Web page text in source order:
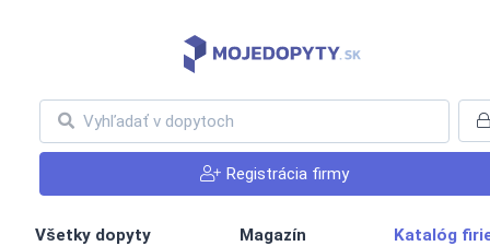
Registrácia firmy
Všetky dopyty Magazín Katalóg